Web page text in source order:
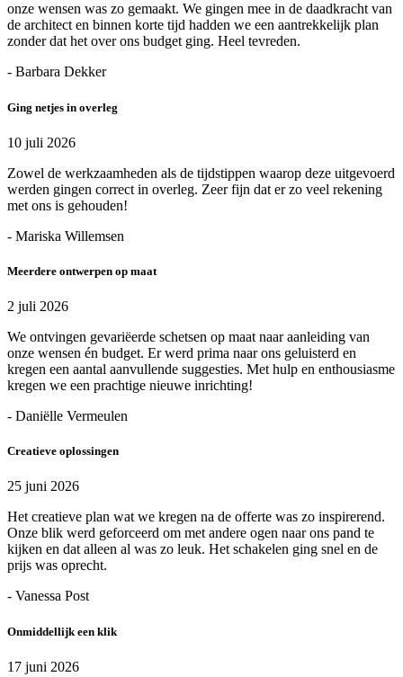
onze wensen was zo gemaakt. We gingen mee in de daadkracht van
de architect en binnen korte tijd hadden we een aantrekkelijk plan
zonder dat het over ons budget ging. Heel tevreden.
- Barbara Dekker
Ging netjes in overleg
10 juli 2026
Zowel de werkzaamheden als de tijdstippen waarop deze uitgevoerd
werden gingen correct in overleg. Zeer fijn dat er zo veel rekening
met ons is gehouden!
- Mariska Willemsen
Meerdere ontwerpen op maat
2 juli 2026
We ontvingen gevariëerde schetsen op maat naar aanleiding van
onze wensen én budget. Er werd prima naar ons geluisterd en
kregen een aantal aanvullende suggesties. Met hulp en enthousiasme
kregen we een prachtige nieuwe inrichting!
- Daniëlle Vermeulen
Creatieve oplossingen
25 juni 2026
Het creatieve plan wat we kregen na de offerte was zo inspirerend.
Onze blik werd geforceerd om met andere ogen naar ons pand te
kijken en dat alleen al was zo leuk. Het schakelen ging snel en de
prijs was oprecht.
- Vanessa Post
Onmiddellijk een klik
17 juni 2026